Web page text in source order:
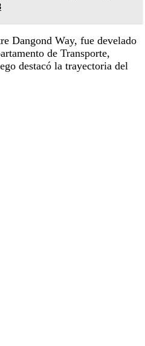
Dangond Way, fue develado
de Transporte,
destacó la trayectoria del